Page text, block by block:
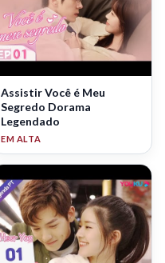
Assistir Você é Meu
Segredo Dorama
Legendado